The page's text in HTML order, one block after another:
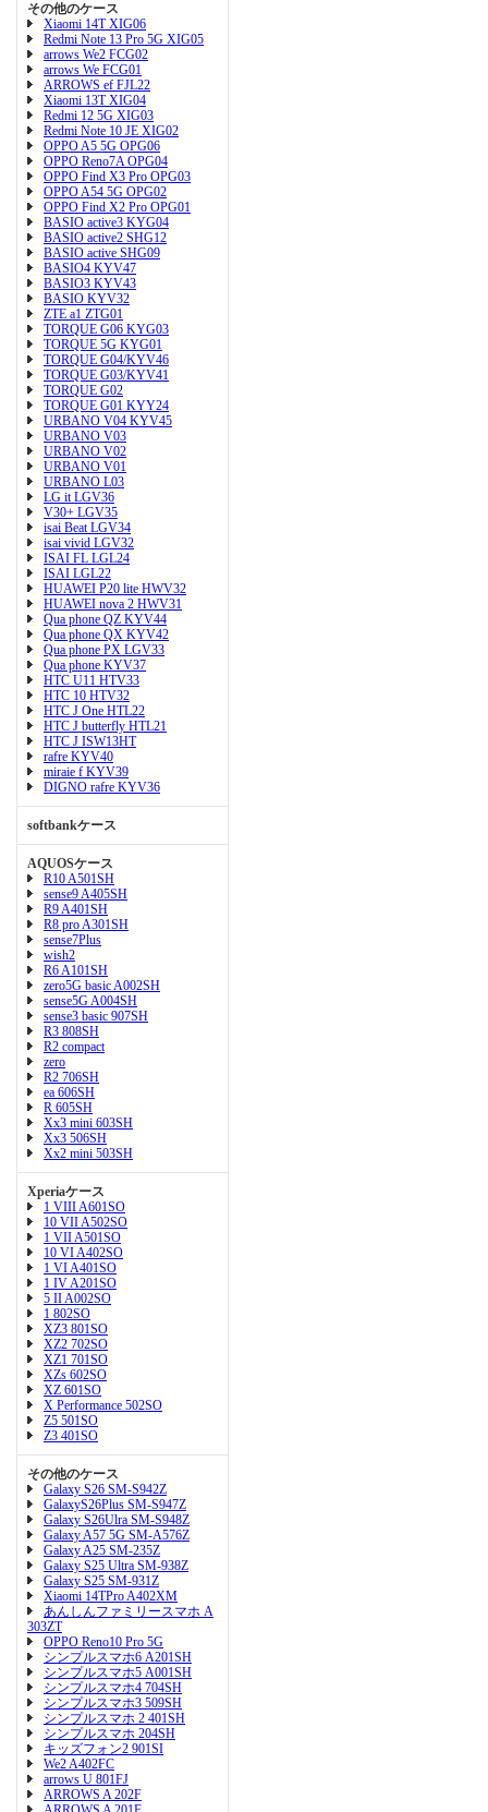
その他のケース
Xiaomi 14T XIG06
Redmi Note 13 Pro 5G XIG05
arrows We2 FCG02
arrows We FCG01
ARROWS ef FJL22
Xiaomi 13T XIG04
Redmi 12 5G XIG03
Redmi Note 10 JE XIG02
OPPO A5 5G OPG06
OPPO Reno7A OPG04
OPPO Find X3 Pro OPG03
OPPO A54 5G OPG02
OPPO Find X2 Pro OPG01
BASIO active3 KYG04
BASIO active2 SHG12
BASIO active SHG09
BASIO4 KYV47
BASIO3 KYV43
BASIO KYV32
ZTE a1 ZTG01
TORQUE G06 KYG03
TORQUE 5G KYG01
TORQUE G04/KYV46
TORQUE G03/KYV41
TORQUE G02
TORQUE G01 KYY24
URBANO V04 KYV45
URBANO V03
URBANO V02
URBANO V01
URBANO L03
LG it LGV36
V30+ LGV35
isai Beat LGV34
isai vivid LGV32
ISAI FL LGL24
ISAI LGL22
HUAWEI P20 lite HWV32
HUAWEI nova 2 HWV31
Qua phone QZ KYV44
Qua phone QX KYV42
Qua phone PX LGV33
Qua phone KYV37
HTC U11 HTV33
HTC 10 HTV32
HTC J One HTL22
HTC J butterfly HTL21
HTC J ISW13HT
rafre KYV40
miraie f KYV39
DIGNO rafre KYV36
softbankケース
AQUOSケース
R10 A501SH
sense9 A405SH
R9 A401SH
R8 pro A301SH
sense7Plus
wish2
R6 A101SH
zero5G basic A002SH
sense5G A004SH
sense3 basic 907SH
R3 808SH
R2 compact
zero
R2 706SH
ea 606SH
R 605SH
Xx3 mini 603SH
Xx3 506SH
Xx2 mini 503SH
Xperiaケース
1 VIII A601SO
10 VII A502SO
1 VII A501SO
10 VI A402SO
1 VI A401SO
1 IV A201SO
5 II A002SO
1 802SO
XZ3 801SO
XZ2 702SO
XZ1 701SO
XZs 602SO
XZ 601SO
X Performance 502SO
Z5 501SO
Z3 401SO
その他のケース
Galaxy S26 SM-S942Z
GalaxyS26Plus SM-S947Z
Galaxy S26Ulra SM-S948Z
Galaxy A57 5G SM-A576Z
Galaxy A25 SM-235Z
Galaxy S25 Ultra SM-938Z
Galaxy S25 SM-931Z
Xiaomi 14TPro A402XM
あんしんファミリースマホ A
303ZT
OPPO Reno10 Pro 5G
シンプルスマホ6 A201SH
シンプルスマホ5 A001SH
シンプルスマホ4 704SH
シンプルスマホ3 509SH
シンプルスマホ 2 401SH
シンプルスマホ 204SH
キッズフォン2 901SI
We2 A402FC
arrows U 801FJ
ARROWS A 202F